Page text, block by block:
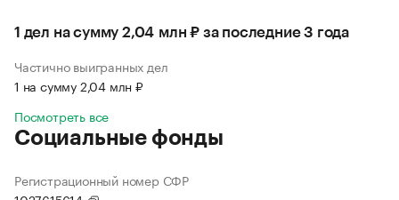
1 дел на сумму 2,04 млн ₽ за последние 3 года
Частично выигранных дел
1 на сумму 2,04 млн ₽
Посмотреть все
Социальные фонды
Регистрационный номер СФР